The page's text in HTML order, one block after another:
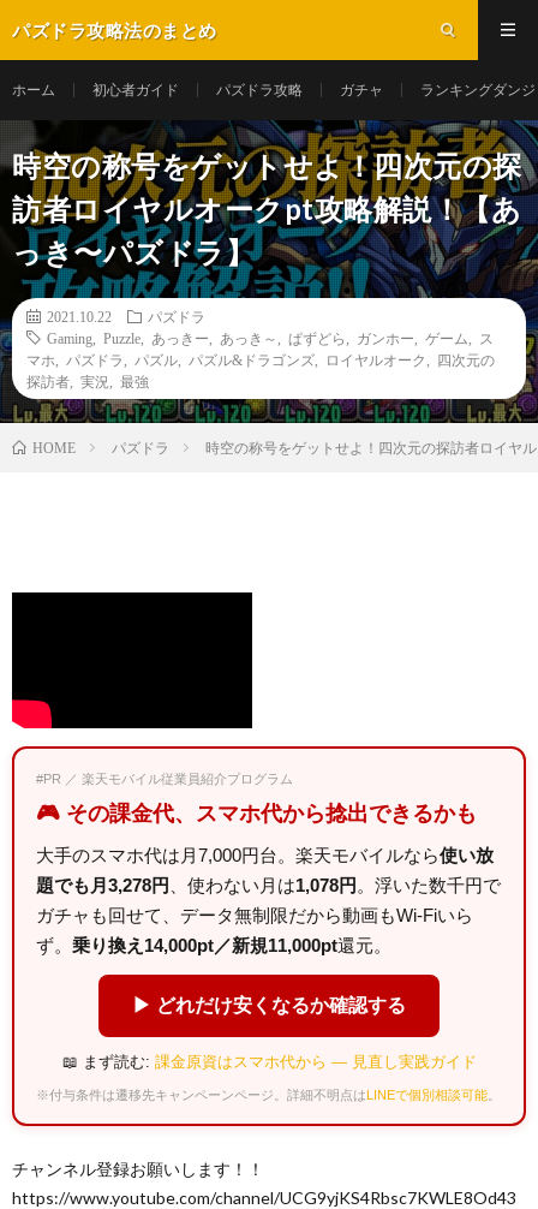
パズドラ攻略法のまとめ
ホーム 初心者ガイド パズドラ攻略 ガチャ ランキングダン
時空の称号をゲットせよ！四次元の探
訪者ロイヤルオークpt攻略解説！【あ
っき〜パズドラ】
2021.10.22
パズドラ
Gaming
Puzzle あっきー あっき～ ぱずどら ガンホー ゲーム
ス
マホ
パズドラ パズル パズル&ドラゴンズ ロイヤルオーク
四次元の
探訪者
実況 最強
HOME パズドラ 時空の称号をゲットせよ！四次元の探訪者ロイヤ
#PR ／ 楽天モバイル従業員紹介プログラム
🎮 その課金代、スマホ代から捻出できるかも
大手のスマホ代は月7,000円台。楽天モバイルなら使い放
題でも月3,278円
、使わない月は1,078円 。浮いた数千円で
ガチャも回せて、データ無制限だから動画もWi-Fiいら
ず。 乗り換え14,000pt／新規11,000pt還元。
▶ どれだけ安くなるか確認する
📖 まず読む: 課金原資はスマホ代から — 見直し実践ガイド
※付与条件は遷移先キャンペーンページ。詳細不明点はLINEで個別相談可能
チャンネル登録お願いします！！
https://www.youtube.com/channel/UCG9yjKS4Rbsc7KWLE8Od43